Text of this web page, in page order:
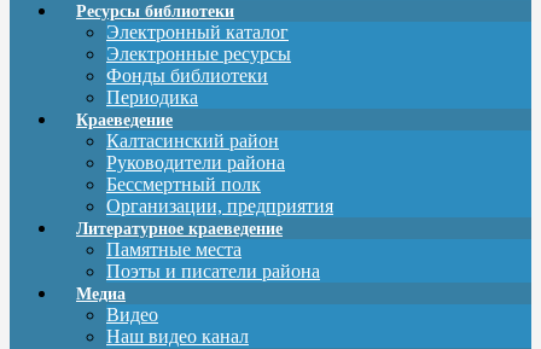
Ресурсы библиотеки
Электронный каталог
Электронные ресурсы
Фонды библиотеки
Периодика
Краеведение
Калтасинский район
Руководители района
Бессмертный полк
Организации, предприятия
Литературное краеведение
Памятные места
Поэты и писатели района
Медиа
Видео
Наш видео канал